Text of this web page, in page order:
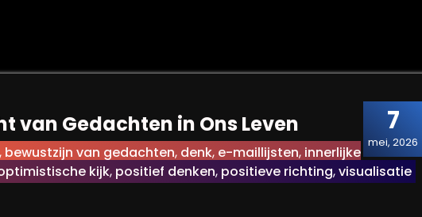
7
mei, 2026
van Gedachten in Ons Leven
, bewustzijn van gedachten, denk, e-maillijsten, innerlijke
kijk, positief denken, positieve richting,visualisatie